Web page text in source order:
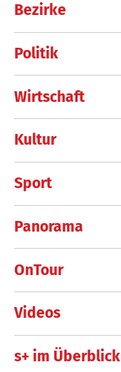
Bezirke
Politik
Wirtschaft
Kultur
Sport
Panorama
OnTour
Videos
s+ im Überblick